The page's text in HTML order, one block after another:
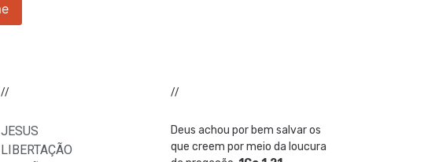
//
JESUS
LIBERTAÇÃO
//
Deus achou por bem salvar os
que creem por meio da loucura